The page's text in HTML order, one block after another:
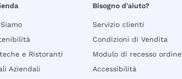
e Ristoranti
Aziendali
Bisogno d'aiuto?
Servizio clienti
Condizioni di Vendita
Modulo di recesso ordine
Accessibilità